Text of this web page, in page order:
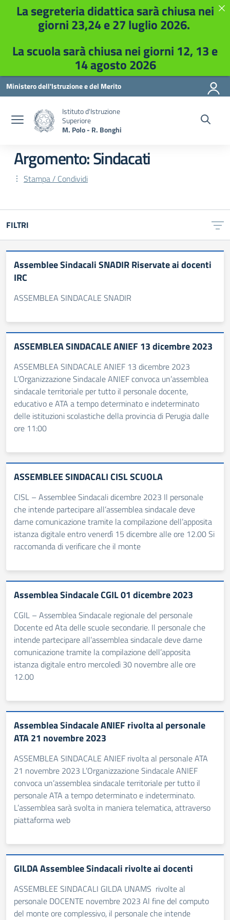
Vai ai contenuti
Vai al menu di navigazione
Vai al footer
Ministero dell'Istruzione e del Merito
Istituto d'Istruzione
Superiore
M. Polo - R. Bonghi
Argomento: Sindacati
Stampa / Condividi
FILTRI
Assemblee Sindacali SNADIR Riservate ai docenti
IRC
ASSEMBLEA SINDACALE SNADIR
ASSEMBLEA SINDACALE ANIEF 13 dicembre 2023
ASSEMBLEA SINDACALE ANIEF 13 dicembre 2023
L’Organizzazione Sindacale ANIEF convoca un’assemblea
sindacale territoriale per tutto il personale docente,
educativo e ATA a tempo determinato e indeterminato
delle istituzioni scolastiche della provincia di Perugia dalle
ore 11:00
ASSEMBLEE SINDACALI CISL SCUOLA
CISL – Assemblee Sindacali dicembre 2023 Il personale
che intende partecipare all’assemblea sindacale deve
darne comunicazione tramite la compilazione dell’apposita
istanza digitale entro venerdì 15 dicembre alle ore 12.00 Si
raccomanda di verificare che il monte
Assemblea Sindacale CGIL 01 dicembre 2023
CGIL – Assemblea Sindacale regionale del personale
Docente ed Ata delle scuole secondarie. Il personale che
intende partecipare all’assemblea sindacale deve darne
comunicazione tramite la compilazione dell’apposita
istanza digitale entro mercoledì 30 novembre alle ore
12.00
Assemblea Sindacale ANIEF rivolta al personale
ATA 21 novembre 2023
ASSEMBLEA SINDACALE ANIEF rivolta al personale ATA
21 novembre 2023 L’Organizzazione Sindacale ANIEF
convoca un’assemblea sindacale territoriale per tutto il
personale ATA a tempo determinato e indeterminato.
L’assemblea sarà svolta in maniera telematica, attraverso
piattaforma web
GILDA Assemblee Sindacali rivolte ai docenti
ASSEMBLEE SINDACALI GILDA UNAMS rivolte al
personale DOCENTE novembre 2023 Al fine del computo
del monte ore complessivo, il personale che intende
La segreteria didattica sarà chiusa nei
giorni 23,24 e 27 luglio 2026.
La scuola sarà chiusa nei giorni 12, 13 e
14 agosto 2026